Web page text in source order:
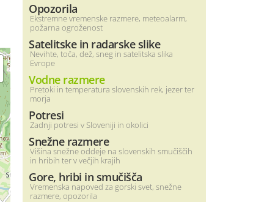
Opozorila
Ekstremne vremenske razmere, meteoalarm,
požarna ogroženost
Satelitske in radarske slike
Nevihte, toča, dež, sneg in satelitska slika
Evrope
Vodne razmere
Pretoki in temperatura slovenskih rek, jezer ter
morja
Potresi
Zadnji potresi v Sloveniji in okolici
Snežne razmere
Višina snežne oddeje na slovenskih smučiščih
in hribih ter v večjih krajih
Gore, hribi in smučišča
Vremenska napoved za gorski svet, snežne
razmere, opozorila